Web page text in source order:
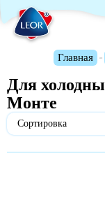
Главная
Для
Монте
Сортировка